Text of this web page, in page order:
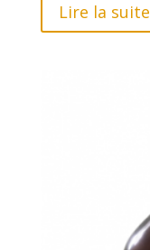
Lire la suite